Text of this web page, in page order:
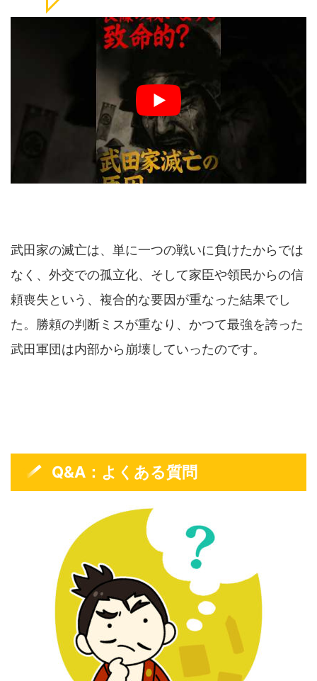
武田家の滅亡は、単に一つの戦いに負けたからでは
なく、外交での孤立化、そして家臣や領民からの信
頼喪失という、複合的な要因が重なった結果でし
た。勝頼の判断ミスが重なり、かつて最強を誇った
武田軍団は内部から崩壊していったのです。
Q&A：よくある質問